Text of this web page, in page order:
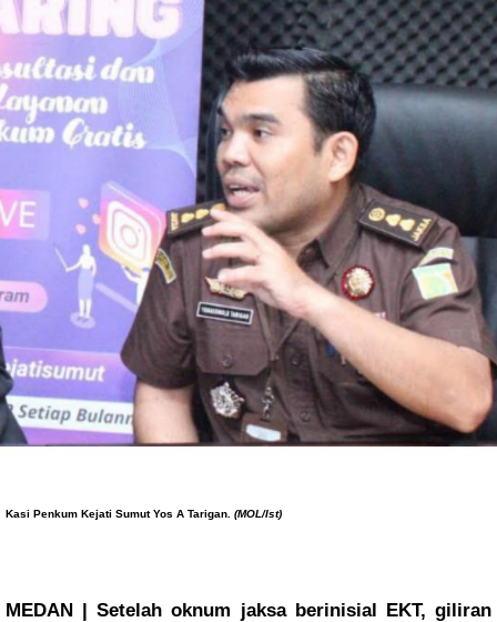
Kasi Penkum Kejati Sumut Yos A Tarigan. (MOL/Ist)
MEDAN | Setelah oknum jaksa berinisial EKT, giliran